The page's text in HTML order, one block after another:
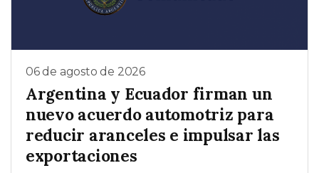
06 de agosto de 2026
Argentina y Ecuador firman un
nuevo acuerdo automotriz para
reducir aranceles e impulsar las
exportaciones